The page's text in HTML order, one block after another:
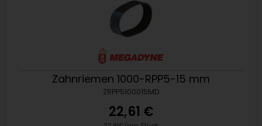
Zahnriemen 1000-RPP5-15 mm
ZRPP5100015MD
22,61 €